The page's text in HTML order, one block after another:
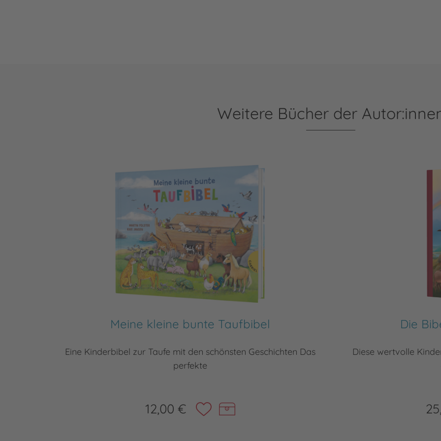
Weitere Bücher der
Meine kleine bunte Taufbibel
Eine Kinderbibel zur Taufe mit den schönsten Geschichten Das
perfekte
12,00 €
Die
Diese wertvolle